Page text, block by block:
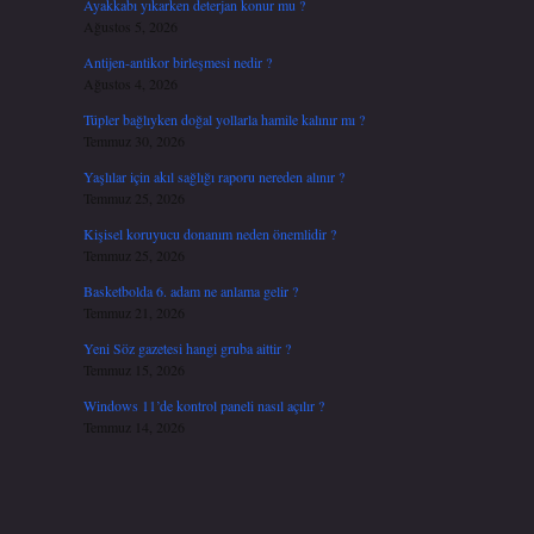
Ayakkabı yıkarken deterjan konur mu ?
Ağustos 5, 2026
Antijen-antikor birleşmesi nedir ?
Ağustos 4, 2026
Tüpler bağlıyken doğal yollarla hamile kalınır mı ?
Temmuz 30, 2026
Yaşlılar için akıl sağlığı raporu nereden alınır ?
Temmuz 25, 2026
Kişisel koruyucu donanım neden önemlidir ?
Temmuz 25, 2026
Basketbolda 6. adam ne anlama gelir ?
Temmuz 21, 2026
Yeni Söz gazetesi hangi gruba aittir ?
Temmuz 15, 2026
Windows 11’de kontrol paneli nasıl açılır ?
Temmuz 14, 2026